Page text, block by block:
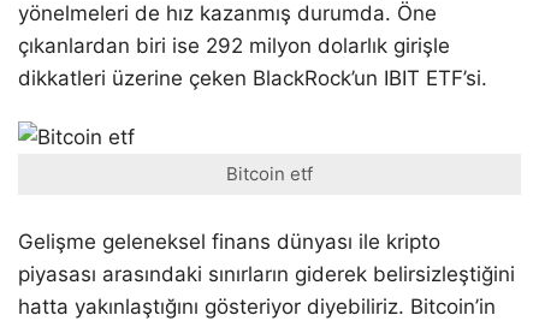
yönelmeleri de hız kazanmış durumda. Öne
çıkanlardan biri ise 292 milyon dolarlık girişle
dikkatleri üzerine çeken BlackRock’un IBIT ETF’si.
Bitcoin etf
Gelişme geleneksel finans dünyası ile kripto
piyasası arasındaki sınırların giderek belirsizleştiğini
hatta yakınlaştığını gösteriyor diyebiliriz. Bitcoin’in